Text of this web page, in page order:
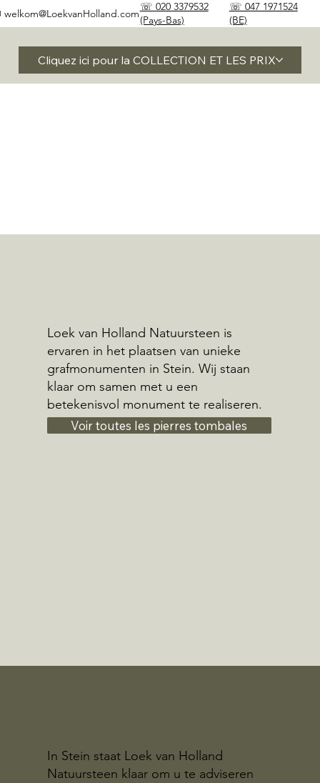
☏ 020 3379532
(Pays-Bas)
☏ 047 1971524
(BE)
welkom@LoekvanHolland.com
Cliquez ici pour la COLLECTION ET LES PRIX
Loek van Holland Natuursteen is
ervaren in het plaatsen van unieke
grafmonumenten in Stein. Wij staan
klaar om samen met u een
betekenisvol monument te realiseren.
Voir toutes les pierres tombales
In Stein staat Loek van Holland
Natuursteen klaar om u te adviseren